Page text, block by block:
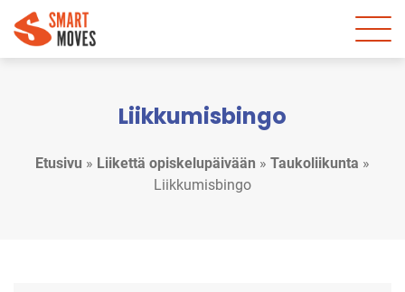
Liikkumisbingo
Etusivu » Liikettä opiskelupäivään » Taukoliikunta »
Liikkumisbingo